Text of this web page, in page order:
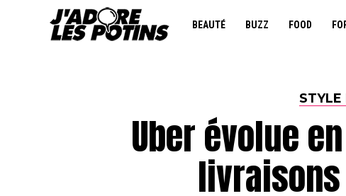
BEAUTÉ BUZZ FOOD
STYLE
Uber évolue